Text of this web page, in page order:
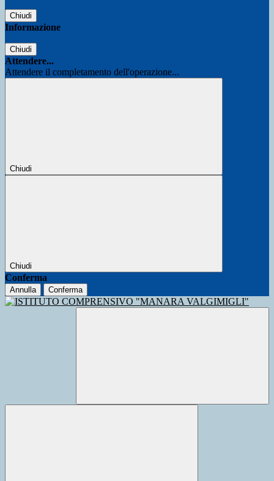
Chiudi
Informazione
Chiudi
Attendere...
Attendere il completamento dell'operazione...
Chiudi
Chiudi
Conferma
Annulla Conferma